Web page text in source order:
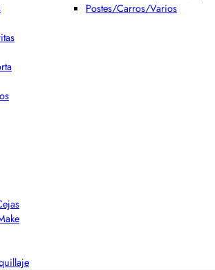
Postes/Carros/Varios